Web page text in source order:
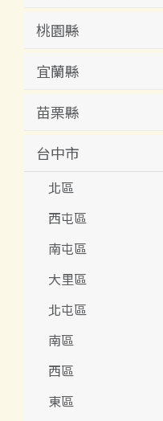
桃園縣
宜蘭縣
苗栗縣
台中市
北區
西屯區
南屯區
大里區
北屯區
南區
西區
東區